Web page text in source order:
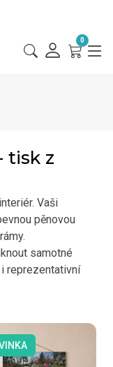
0
tisk z
Vaši
pěnovou
samotné
reprezentativní